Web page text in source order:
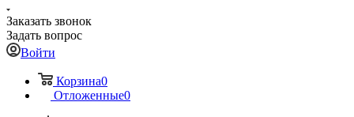
Заказать звонок
Задать вопрос
Войти
Корзина0
Отложенные0